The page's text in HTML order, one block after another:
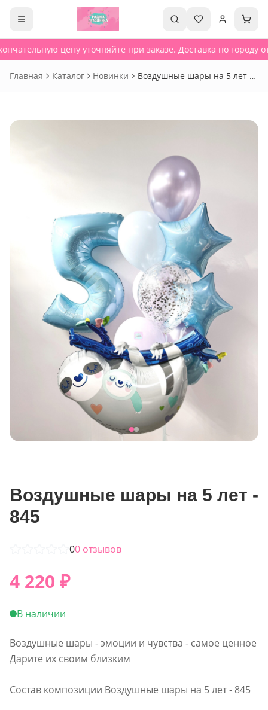
цену уточняйте при заказе. Доставка по городу
Главная Каталог Новинки
Воздушные шары на 5 лет -
Воздушные шары на 5 лет -
845
00 отзывов
4 220 ₽
В наличии
Воздушные шары - эмоции и чувства - самое ценное
Дарите их своим близким
Состав композиции Воздушные шары на 5 лет - 845